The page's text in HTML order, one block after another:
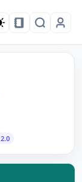
2.0